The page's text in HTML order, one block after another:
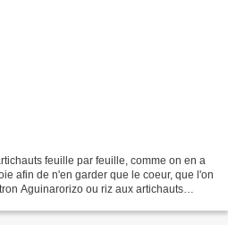
feuille par feuille, comme on en a
afin de n'en garder que le coeur, que l'on
Aguinarorizo ou riz aux artichauts